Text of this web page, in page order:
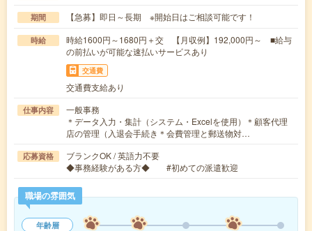
期間 【急募】即日～長期 ※開始日はご相談可能です！
時給
時給1600円～1680円＋交 【月収例】192,000円～ ■給与
の前払いが可能な速払いサービスあり
交通費
交通費支給あり
仕事内容
一般事務
＊データ入力・集計（システム・Excelを使用）＊顧客代理
店の管理（入退会手続き＊会費管理と郵送物対…
応募資格
ブランクOK / 英語力不要
◆事務経験がある方◆ #初めての派遣歓迎
職場の雰囲気
年齢層